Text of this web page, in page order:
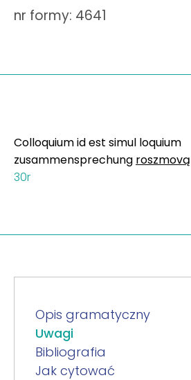
nr formy: 4641
Colloquium id est simul loquium
zusammensprechung roszmovą
30r
Opis gramatyczny
Uwagi
Bibliografia
Jak cytować